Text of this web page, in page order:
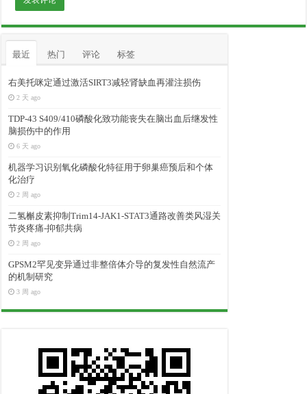
最近 热门 评论 标签
右美托咪定通过激活SIRT3减轻肾缺血再灌注损伤
2 天 ago
TDP-43 S409/410磷酸化致功能丧失在脑出血后继发性
脑损伤中的作用
6 天 ago
机器学习识别氧化磷酸化特征用于卵巢癌预后和个体
化治疗
2 周 ago
二氢槲皮素抑制Trim14-JAK1-STAT3通路改善类风湿关
节炎疼痛-抑郁共病
2 周 ago
GPSM2罕见变异通过非整倍体介导的复发性自然流产
的机制研究
3 周 ago